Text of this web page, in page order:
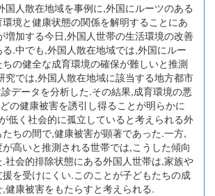
国人散在地域を事例に,外国にルーツのある
境と健康状態の関係を解明することにあ
増加する今日,外国人世帯の生活環境の改善
.中でも,外国人散在地域では,外国にルー
の健全な成育環境の確保が難しいと推測
究では,外国人散在地域に該当する地方都市
データを分析した.その結果,成育環境の悪
の健康被害を誘引し得ることが明らかに
低く社会的に孤立していると考えられる外
ちの間で,健康被害が顕著であった.一方,
高いと推測される世帯では,こうした傾向
社会的排除状態にある外国人世帯は,家族や
を受けにくい.このことが子どもたちの成
健康被害をもたらすと考えられる.